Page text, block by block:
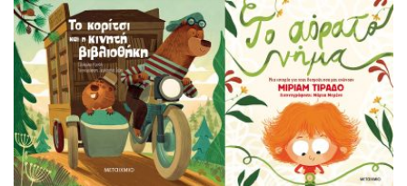
σημαντική είναι η μαγεία που πηγάζει από τα όνειρά
τους. Ας τα δούμε αναλυτικά.